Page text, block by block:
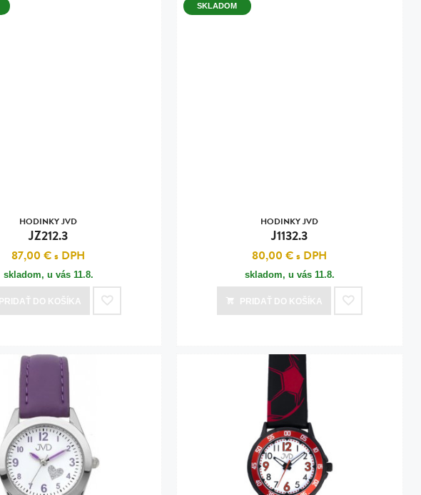
HODINKY JVD
JZ212.3
87,00 €s DPH
skladom, u vás 11.8.
PRIDAŤDO KOŠÍKA
SKLADOM
HODINKY JVD
J1132.3
80,00 €s DPH
skladom, u vás 11.8.
PRIDAŤDO KOŠÍKA